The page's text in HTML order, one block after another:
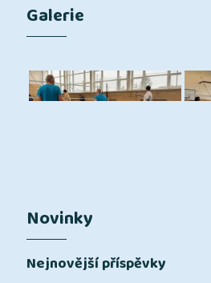
Galerie
Novinky
Nejnovější příspěvky